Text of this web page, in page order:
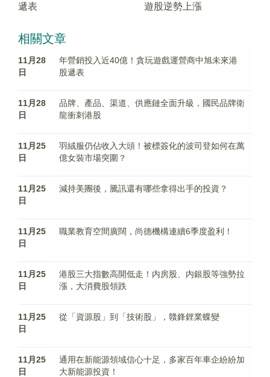
遞表
遊股逆勢上漲
相關文章
11月28
日
年營銷投入近40億！貪玩遊戲運營商中旭未來港
股遞表
11月28
日
品牌、產品、渠道、供應鏈全面升級，國民品牌衛
龍衝刺港股
11月25
日
羽絨服仍佔收入大頭！被標簽化的波司登如何在萬
億女裝市場突圍？
11月25
日
減持美團後，騰訊還有哪些拿得出手的投資？
11月25
日
職業教育空間廣闊，尚德機構連續6季度盈利！
11月25
日
港股三大指數高開低走！内房股、内銀股等強勢拉
漲，大消費股領跌
11月25
日
從「資源股」到「技術股」，贛鋒鋰業蝶變
11月25
日
通用在新能源領域信心十足，多家百年車企紛紛加
大新能源投資！